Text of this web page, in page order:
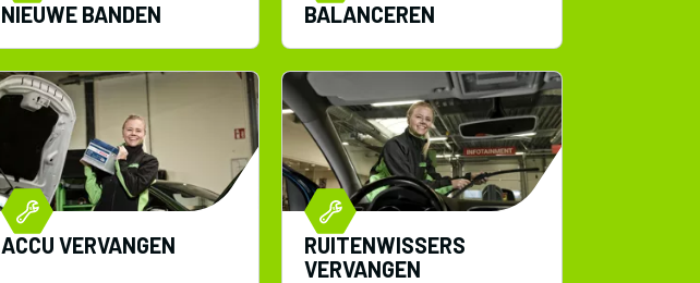
NIEUWE BANDEN BALANCEREN
ACCU VERVANGEN
RUITENWISSERS
VERVANGEN